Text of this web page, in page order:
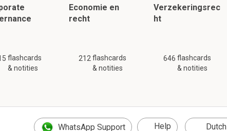
flashcards
& notities
Economie en
recht
212 flashcards
& notities
Verzekeringsrec
ht
646 flashcards
& notities
WhatsApp Support Help Dutch